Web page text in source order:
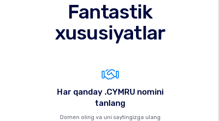
Fantastik
xususiyatlar
Har qanday .CYMRU nomini
tanlang
Domen oling va uni saytingizga ulang